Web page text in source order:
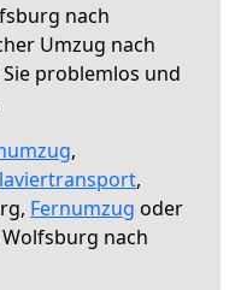
nach
Umzug nach
problemlos und
,
,
Fernumzug oder
nach